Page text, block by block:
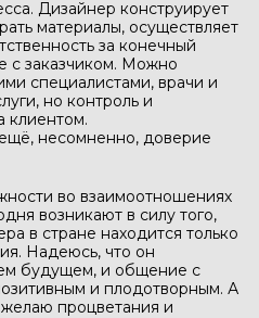
Дизайнер конструирует
материалы, осуществляет
за конечный
с заказчиком. Можно
специалистами, врачи и
но контроль и
клиентом.
несомненно, доверие
во взаимоотношениях
возникают в силу того,
в стране находится только
Надеюсь, что он
будущем, и общение с
и плодотворным. А
процветания и